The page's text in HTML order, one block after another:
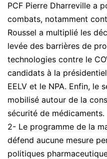
PCF Pierre Dharreville a
combats, notamment
Roussel a multiplié les
levée des barrières de
technologies contre le
candidats à la
EELV et le NPA. Enfin, le
mobilisé autour de la
sécurité de médicaments.
2- Le programme de la
défend aucune mesure
politiques